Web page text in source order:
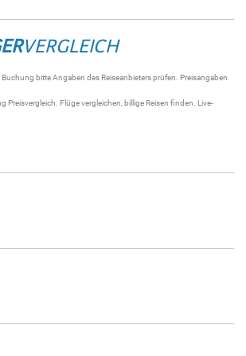
VERGLEICH
Buchung bitte Angaben des Reiseanbieters prüfen. Preisangaben
Preisvergleich Flüge vergleichen , billige Reisen finden. Live-